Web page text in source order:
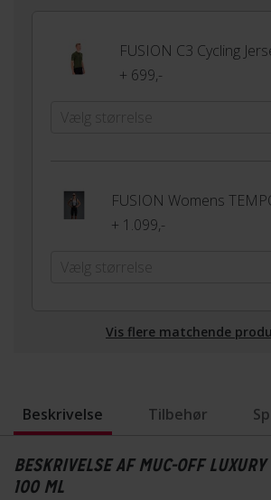
FUSION C3 Cycling
+ 699,-
Vælg størrelse
+ 1.099,-
Vælg størrelse
Vis flere matchende
Beskrivelse Tilbehør
BESKRIVELSE AF MUC-OFF
100 ML